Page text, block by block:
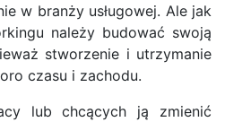
w branży usługowej. Ale jak
należy budować swoją
stworzenie i utrzymanie
czasu i zachodu.
lub chcących ją zmienić